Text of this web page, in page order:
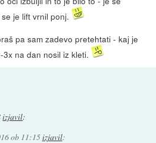
je lift vrnil ponj.
pa sam zadevo pretehtati - kaj je
na dan nosil iz kleti.
izjavil:
ob 11:15izjavil: